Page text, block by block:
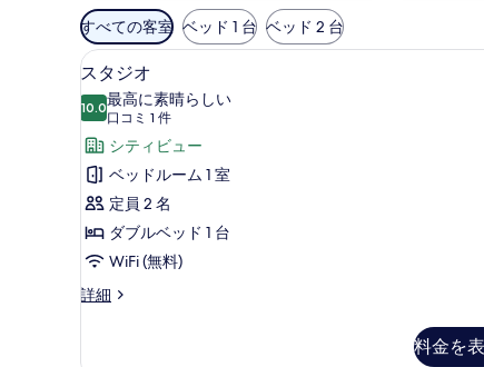
利
用
可
能
な
客
室
の
絞
り
込
み
すべての客室 ベッド 1 台 ベッド 2 台
ス
タ
ジ
オ
の
す
べ
て
の
低刺激性寝具、デスク、ノ
22
スタジオ
10.010 点中 10.0
最高に素晴らしい
口コミ 1 件
(口
コ
ミ
1
件)
シティビュー
ベッドルーム 1 室
定員 2 名
ダブルベッド 1 台
WiFi (無料)
詳細
ス
料金を